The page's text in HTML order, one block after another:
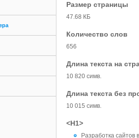
Размер страницы
47.68 КБ
Количество слов
656
Длина текста на
10 820 симв.
Длина текста без
10 015 симв.
<H1>
Разработка сайтов